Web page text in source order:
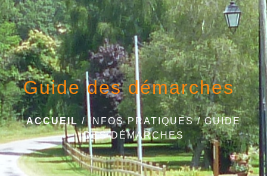
Guide des démarches
ACCUEIL /INFOS PRATIQUES/GUIDE
DES DÉMARCHES